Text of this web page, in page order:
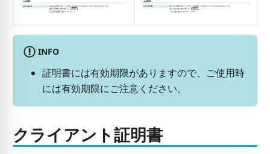
INFO
証明書には有効期限がありますので、ご使用時
には有効期限にご注意ください。
クライアント証明書